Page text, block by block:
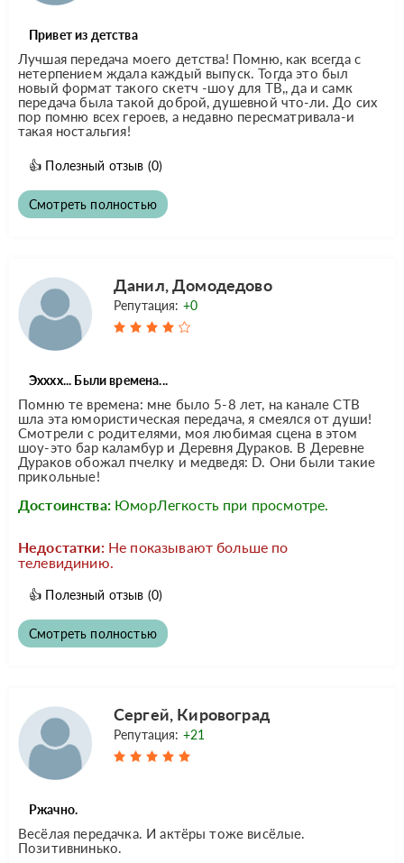
Привет из детства
Лучшая передача моего детства! Помню, как всегда с
нетерпением ждала каждый выпуск. Тогда это был
новый формат такого скетч -шоу для ТВ,, да и самк
передача была такой доброй, душевной что-ли. До сих
пор помню всех героев, а недавно пересматривала-и
такая ностальгия!
👍 Полезный отзыв (0)
Смотреть полностью
Данил, Домодедово
Репутация: +0
Эхххх... Были времена...
Помню те времена: мне было 5-8 лет, на канале СТВ
шла эта юмористическая передача, я смеялся от души!
Смотрели с родителями, моя любимая сцена в этом
шоу-это бар каламбур и Деревня Дураков. В Деревне
Дураков обожал пчелку и медведя: D. Они были такие
прикольные!
Достоинства: ЮморЛегкость при просмотре.
Недостатки: Не показывают больше по
телевидинию.
👍 Полезный отзыв (0)
Смотреть полностью
Сергей, Кировоград
Репутация: +21
Ржачно.
Весёлая передачка. И актёры тоже висёлые.
Позитивнинько.